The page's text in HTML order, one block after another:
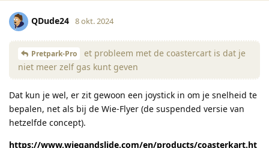
QDude24 8 okt. 2024
Pretpark-Pro
et probleem met de coastercart is dat je
niet meer zelf gas kunt geven
Dat kun je wel, er zit gewoon een joystick in om je snelheid te
bepalen, net als bij de Wie-Flyer (de suspended versie van
hetzelfde concept).
https://www.wiegandslide.com/en/products/coasterkart.ht